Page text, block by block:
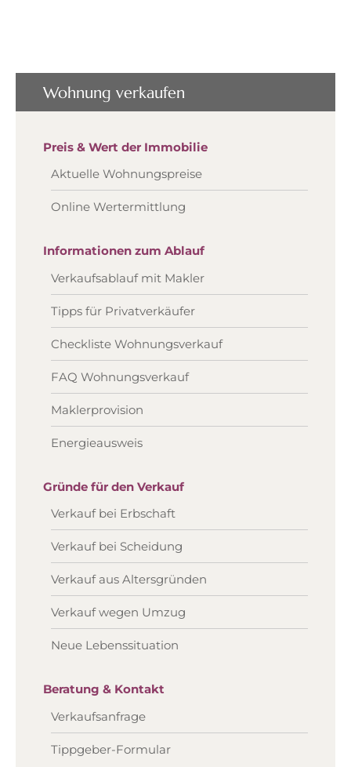
Wohnung verkaufen
Preis & Wert der Immobilie
Aktuelle Wohnungspreise
Online Wertermittlung
Informationen zum Ablauf
Verkaufsablauf mit Makler
Tipps für Privatverkäufer
Checkliste Wohnungsverkauf
FAQ Wohnungsverkauf
Maklerprovision
Energieausweis
Gründe für den Verkauf
Verkauf bei Erbschaft
Verkauf bei Scheidung
Verkauf aus Altersgründen
Verkauf wegen Umzug
Neue Lebenssituation
Beratung & Kontakt
Verkaufsanfrage
Tippgeber-Formular